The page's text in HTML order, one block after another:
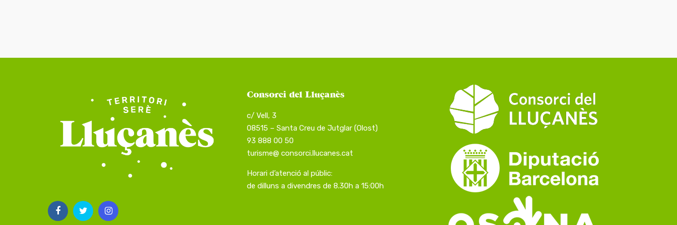
Consorci del Lluçanès
c/ Vell, 3
08515 – Santa Creu de Jutglar (Olost)
93 888 00 50
turisme@ consorci.llucanes.cat
Horari d’atenció al públic:
de dilluns a divendres de 8.30h a 15:00h